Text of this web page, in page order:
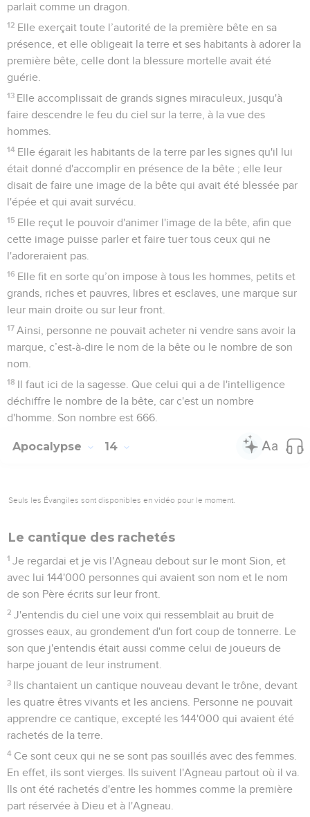
parlait comme un dragon.
12 Elle exerçait toute l’autorité de la première bête en sa
présence, et elle obligeait la terre et ses habitants à adorer la
première bête, celle dont la blessure mortelle avait été
guérie.
13 Elle accomplissait de grands signes miraculeux, jusqu'à
faire descendre le feu du ciel sur la terre, à la vue des
hommes.
14 Elle égarait les habitants de la terre par les signes qu'il lui
était donné d'accomplir en présence de la bête ; elle leur
disait de faire une image de la bête qui avait été blessée par
l'épée et qui avait survécu.
15 Elle reçut le pouvoir d'animer l'image de la bête, afin que
cette image puisse parler et faire tuer tous ceux qui ne
l'adoreraient pas.
16 Elle fit en sorte qu’on impose à tous les hommes, petits et
grands, riches et pauvres, libres et esclaves, une marque sur
leur main droite ou sur leur front.
17 Ainsi, personne ne pouvait acheter ni vendre sans avoir la
marque, c’est-à-dire le nom de la bête ou le nombre de son
nom.
18 Il faut ici de la sagesse. Que celui qui a de l'intelligence
déchiffre le nombre de la bête, car c'est un nombre
d'homme. Son nombre est 666.
Apocalypse 14
Seuls les Évangiles sont disponibles en vidéo pour le moment.
Le cantique des rachetés
1 Je regardai et je vis l'Agneau debout sur le mont Sion, et
avec lui 144'000 personnes qui avaient son nom et le nom
de son Père écrits sur leur front.
2 J'entendis du ciel une voix qui ressemblait au bruit de
grosses eaux, au grondement d'un fort coup de tonnerre. Le
son que j'entendis était aussi comme celui de joueurs de
harpe jouant de leur instrument.
3 Ils chantaient un cantique nouveau devant le trône, devant
les quatre êtres vivants et les anciens. Personne ne pouvait
apprendre ce cantique, excepté les 144'000 qui avaient été
rachetés de la terre.
4 Ce sont ceux qui ne se sont pas souillés avec des femmes.
En effet, ils sont vierges. Ils suivent l'Agneau partout où il va.
Ils ont été rachetés d'entre les hommes comme la première
part réservée à Dieu et à l'Agneau.